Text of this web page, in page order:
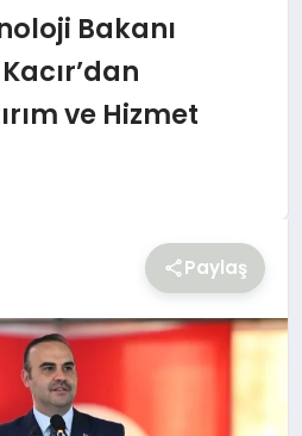
Bakanı
ve Hizmet
Paylaş